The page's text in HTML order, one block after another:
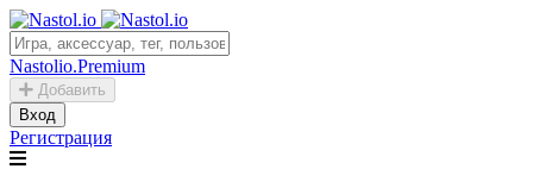
Nastolio.Premium
Добавить
Вход
Регистрация